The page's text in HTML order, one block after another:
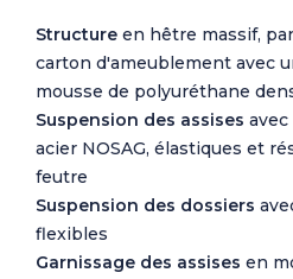
Structure en hêtre massif,
carton d'ameublement avec
mousse de polyuréthane
Suspension des assises
acier NOSAG, élastiques et
feutre
Suspension des dossiers
flexibles
Garnissage des assises en